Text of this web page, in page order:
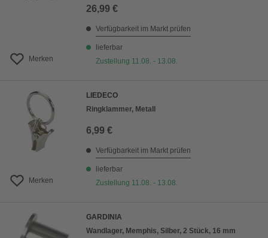
Merken
26,99 €
Verfügbarkeit im Markt prüfen
lieferbar
Zustellung 11.08. - 13.08.
Merken
LIEDECO
Ringklammer, Metall
6,99 €
Verfügbarkeit im Markt prüfen
lieferbar
Zustellung 11.08. - 13.08.
GARDINIA
Wandlager, Memphis, Silber, 2 Stück, 16 mm